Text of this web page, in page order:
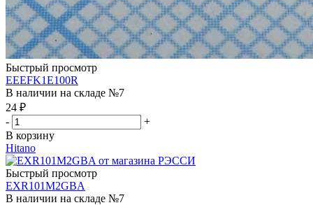
Быстрый просмотр
EEEFK1E100R
В наличии на складе №7
24 ₽
-
+
В корзину
Hitano
Быстрый просмотр
EXR101M2GBA
В наличии на складе №7